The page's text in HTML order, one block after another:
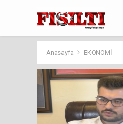
Anasayfa EKONOMİ